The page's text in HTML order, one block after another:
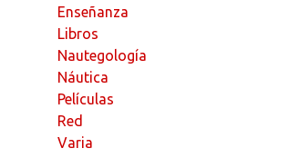
Enseñanza
Libros
Nautegología
Náutica
Películas
Red
Varia